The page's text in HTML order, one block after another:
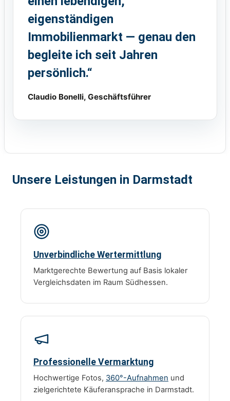
eigenständigen
Immobilienmarkt — genau den
begleite ich seit Jahren
persönlich.“
Claudio Bonelli, Geschäftsführer
Unsere Leistungen in Darmstadt
Unverbindliche Wertermittlung
Marktgerechte Bewertung auf Basis lokaler
Vergleichsdaten im Raum Südhessen.
Professionelle Vermarktung
Hochwertige Fotos, 360°-Aufnahmen und
zielgerichtete Käuferansprache in Darmstadt.